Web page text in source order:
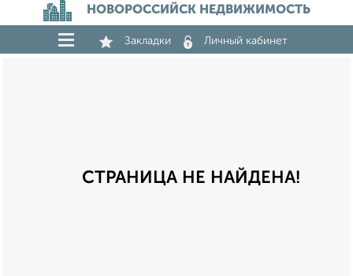
НОВОРОССИЙСК НЕДВИЖИМОСТЬ
Закладки Личный кабинет
СТРАНИЦА НЕ НАЙДЕНА!